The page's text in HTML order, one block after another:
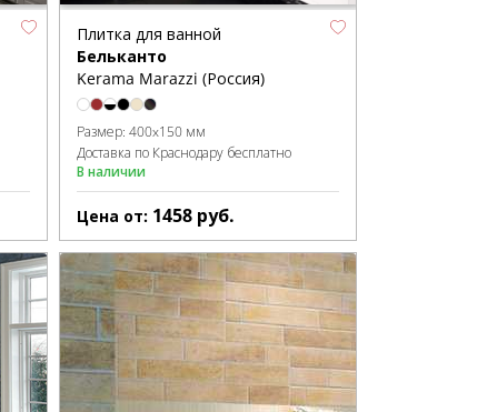
Плитка для ванной
Бельканто
Kerama Marazzi (Россия)
Размер: 400x150 мм
Доставка по Краснодару бесплатно
В наличии
Цена от: 1458 руб.